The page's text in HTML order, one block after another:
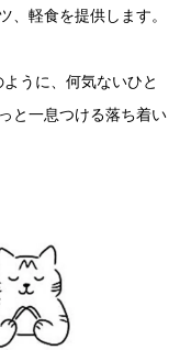
、軽食を提供します。
うに、何気ないひと
と一息つける落ち着い